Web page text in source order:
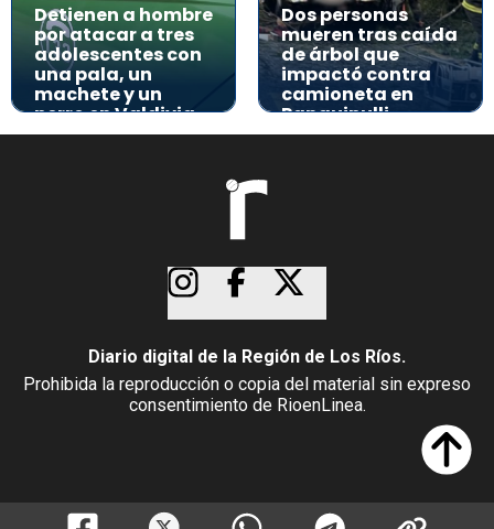
Detienen a hombre
por atacar a tres
adolescentes con
una pala, un
machete y un
perro en Valdivia
Dos personas
mueren tras caída
de árbol que
impactó contra
camioneta en
Panguipulli
Diario digital de la Región de Los Ríos.
Prohibida la reproducción o copia del material sin expreso
consentimiento de RioenLinea.